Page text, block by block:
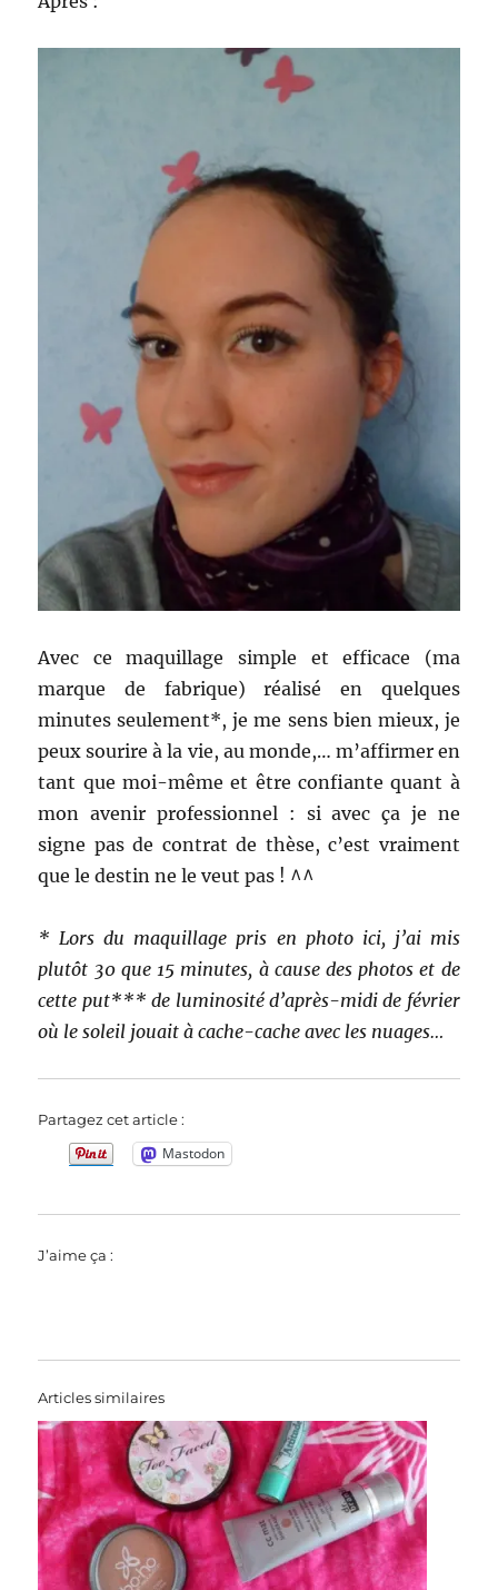
Avec ce maquillage simple et efficace (ma
marque de fabrique) réalisé en quelques
minutes seulement*, je me sens bien mieux, je
peux sourire à la vie, au monde,… m’affirmer en
tant que moi-même et être confiante quant à
mon avenir professionnel : si avec ça je ne
signe pas de contrat de thèse, c’est vraiment
que le destin ne le veut pas ! ^^
* Lors du maquillage pris en photo ici, j’ai mis
plutôt 30 que 15 minutes, à cause des photos et de
cette put*** de luminosité d’après-midi de février
où le soleil jouait à cache-cache avec les nuages…
Partagez cet article :
Mastodon
J’aime ça :
Articles similaires